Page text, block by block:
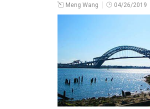
Meng Wang 04/26/2019